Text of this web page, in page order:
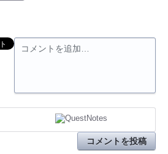
コメントを追加…
コメントを投稿